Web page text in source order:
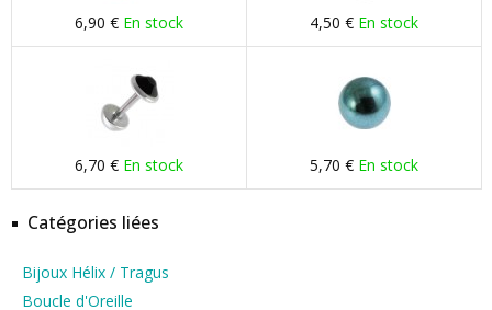
6,90 € En stock 4,50 € En stock
6,70 € En stock 5,70 € En stock
Catégories liées
Bijoux Hélix / Tragus
Boucle d'Oreille